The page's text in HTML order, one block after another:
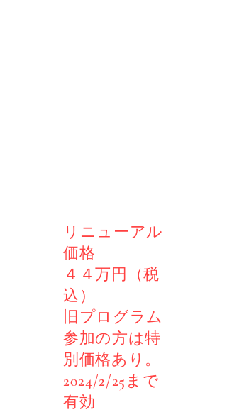
リニューアル
価格
４４万円（税
込）
旧プログラム
参加の方は特
別価格あり。
2024/2/25まで
有効